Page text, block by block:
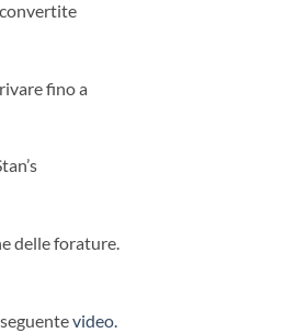
fino a
delle forature.
video.